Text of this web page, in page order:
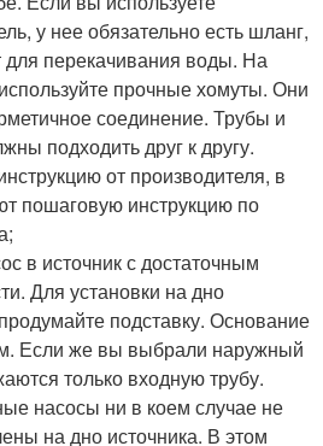
у нее обязательно есть шланг,
для перекачивания воды. На
прочные хомуты. Они
соединение. Трубы и
подходить друг к другу.
от производителя, в
пошаговую инструкцию по
в источник с достаточным
Для установки на дно
подставку. Основание
Если же вы выбрали наружный
только входную трубу.
насосы ни в коем случае не
на дно источника. В этом